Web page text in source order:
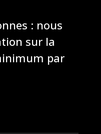
: nous
sur la
par